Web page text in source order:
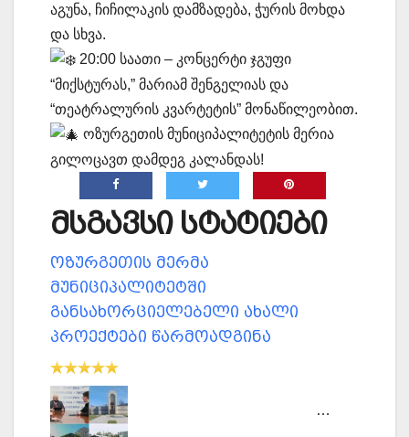
აგუნა, ჩიჩილაკის დამზადება, ჭურის მოხდა
და სხვა.
20:00 საათი – კონცერტი ჯგუფი
“მიქსტურას,” მარიამ შენგელიას და
“თეატრალურის კვარტეტის” მონაწილეობით.
ოზურგეთის მუნიციპალიტეტის მერია
გილოცავთ დამდეგ კალანდას!
მსგავსი სტატიები
ოზურგეთის მერმა
მუნიციპალიტეტში
განსახორციელებელი ახალი
პროექტები წარმოადგინა
…